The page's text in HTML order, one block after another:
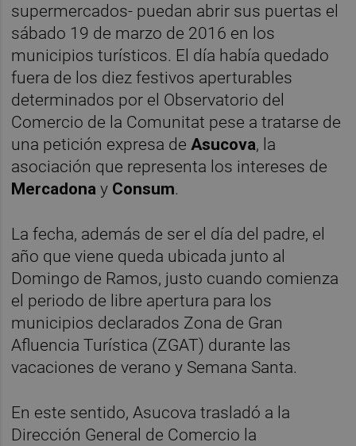
supermercados- puedan abrir sus puertas el
sábado 19 de marzo de 2016 en los
municipios turísticos. El día había quedado
fuera de los diez festivos aperturables
determinados por el Observatorio del
Comercio de la Comunitat pese a tratarse de
una petición expresa de Asucova, la
asociación que representa los intereses de
Mercadona y Consum.
La fecha, además de ser el día del padre, el
año que viene queda ubicada junto al
Domingo de Ramos, justo cuando comienza
el periodo de libre apertura para los
municipios declarados Zona de Gran
Afluencia Turística (ZGAT) durante las
vacaciones de verano y Semana Santa.
En este sentido, Asucova trasladó a la
Dirección General de Comercio la